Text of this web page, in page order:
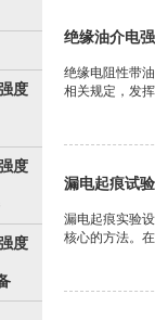
度
度
度
绝缘油介电
绝缘电阻性带
相关规定，发
漏电起痕试
漏电起痕实验
核心的方法。